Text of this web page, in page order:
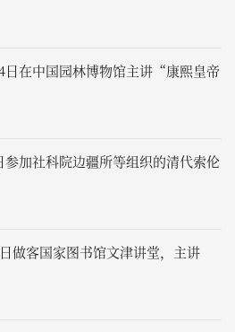
日在中国园林博物馆主讲“康熙皇帝
中心”
参加社科院边疆所等组织的清代索伦
学术研讨会
做客国家图书馆文津讲堂，主讲
末清初的中西文化交流”。